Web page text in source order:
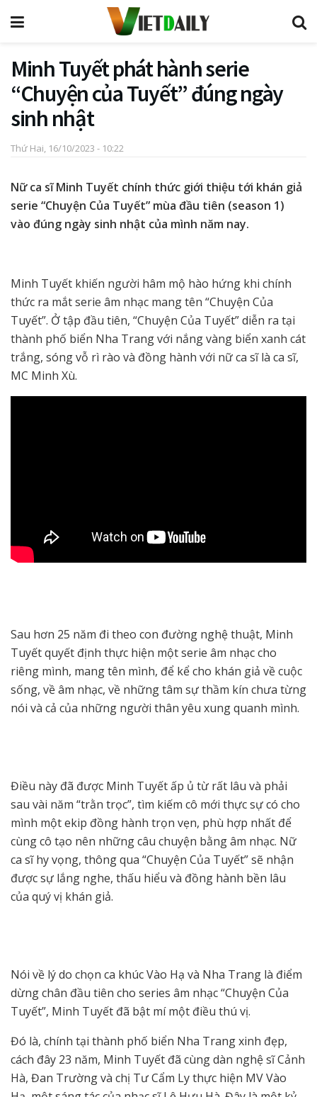
Minh Tuyết phát hành serie
“Chuyện của Tuyết” đúng ngày
sinh nhật
Thứ Hai, 16/10/2023 - 10:22
Nữ ca sĩ Minh Tuyết chính thức giới thiệu tới khán giả
serie “Chuyện Của Tuyết” mùa đầu tiên (season 1)
vào đúng ngày sinh nhật của mình năm nay.
Minh Tuyết khiến người hâm mộ hào hứng khi chính
thức ra mắt serie âm nhạc mang tên “Chuyện Của
Tuyết”. Ở tập đầu tiên, “Chuyện Của Tuyết” diễn ra tại
thành phố biển Nha Trang với nắng vàng biển xanh cát
trắng, sóng vỗ rì rào và đồng hành với nữ ca sĩ là ca sĩ,
MC Minh Xù.
Sau hơn 25 năm đi theo con đường nghệ thuật, Minh
Tuyết quyết định thực hiện một serie âm nhạc cho
riêng mình, mang tên mình, để kể cho khán giả về cuộc
sống, về âm nhạc, về những tâm sự thầm kín chưa từng
nói và cả của những người thân yêu xung quanh mình.
Điều này đã được Minh Tuyết ấp ủ từ rất lâu và phải
sau vài năm “trằn trọc”, tìm kiếm cô mới thực sự có cho
mình một ekip đồng hành trọn vẹn, phù hợp nhất để
cùng cô tạo nên những câu chuyện bằng âm nhạc. Nữ
ca sĩ hy vọng, thông qua “Chuyện Của Tuyết” sẽ nhận
được sự lắng nghe, thấu hiểu và đồng hành bền lâu
của quý vị khán giả.
Nói về lý do chọn ca khúc Vào Hạ và Nha Trang là điểm
dừng chân đầu tiên cho series âm nhạc “Chuyện Của
Tuyết”, Minh Tuyết đã bật mí một điều thú vị.
Đó là, chính tại thành phố biển Nha Trang xinh đẹp,
cách đây 23 năm, Minh Tuyết đã cùng dàn nghệ sĩ Cảnh
Hà, Đan Trường và chị Tư Cẩm Ly thực hiện MV Vào